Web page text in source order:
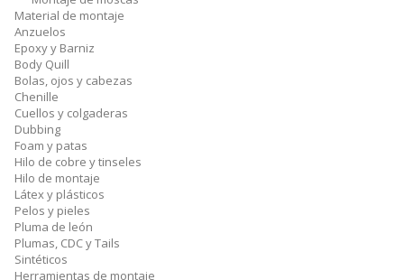
Material de montaje
Anzuelos
Epoxy y Barniz
Body Quill
Bolas, ojos y cabezas
Chenille
Cuellos y colgaderas
Dubbing
Foam y patas
Hilo de cobre y tinseles
Hilo de montaje
Látex y plásticos
Pelos y pieles
Pluma de león
Plumas, CDC y Tails
Sintéticos
Herramientas de montaje